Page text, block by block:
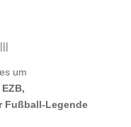
um
Fußball-Legende